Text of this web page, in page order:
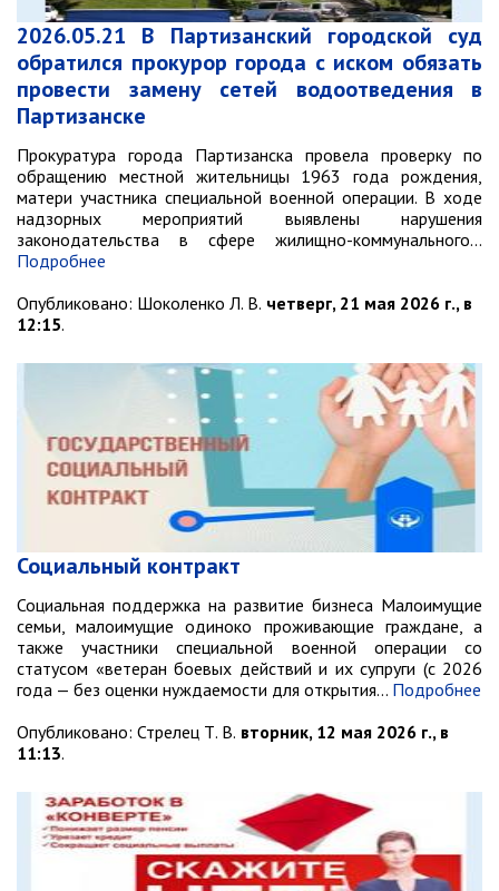
Приёмная
РАБОТА С ОБЩЕСТВЕННОСТЬЮ
Общественная приемная
Информационные встречи
Пресс-конференции
Общественная палата
Некоммерческие организации
Редакция газеты «Вести»
Органы власти
Дума МОГП
Избирательная комиссия
Контрольно-счётная палата
Суд
Прокуратура г. Партизанска
Противодействие экстремизму
Противодействие коррупции
Природоохранная прокуратура
ОМВД по г. Партизанску
Информация для населения
Роспотребнадзор
Фонд пенсионного и социального
страхования
Отдел статистики
Отделение КГКУ "ПЦЗН" в г.
2026.05.21 В Партизанский городской суд
обратился прокурор города с иском обязать
провести замену сетей водоотведения в
Партизанске
Прокуратура города Партизанска провела проверку по
обращению местной жительницы 1963 года рождения,
матери участника специальной военной операции. В ходе
надзорных мероприятий выявлены нарушения
законодательства в сфере жилищно-коммунального…
Подробнее
Опубликовано: Шоколенко Л. В. четверг, 21 мая 2026 г., в
12:15.
Социальный контракт
Социальная поддержка на развитие бизнеса Малоимущие
семьи, малоимущие одиноко проживающие граждане, а
также участники специальной военной операции со
статусом «ветеран боевых действий и их супруги (с 2026
года — без оценки нуждаемости для открытия… Подробнее
Опубликовано: Стрелец Т. В. вторник, 12 мая 2026 г., в
11:13.